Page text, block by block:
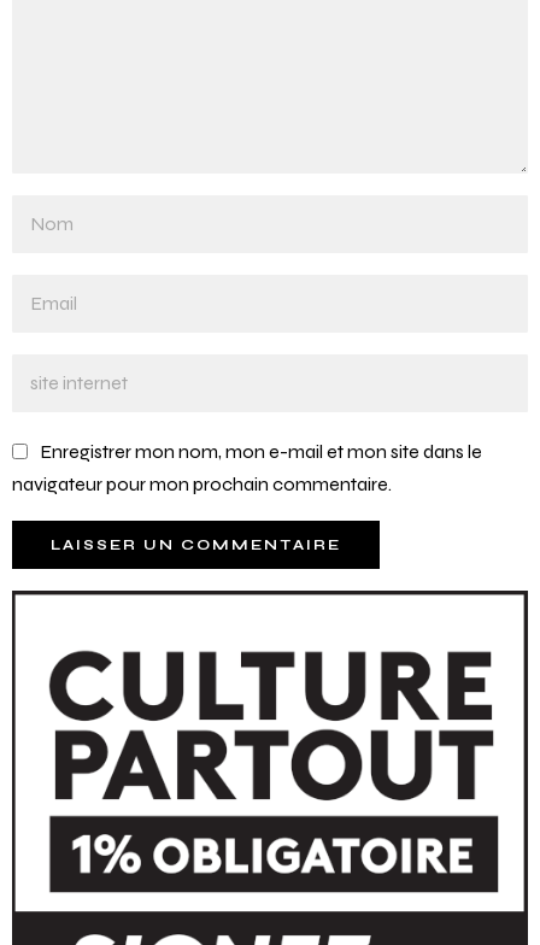
Enregistrer mon nom, mon e-mail et mon site dans le
navigateur pour mon prochain commentaire.